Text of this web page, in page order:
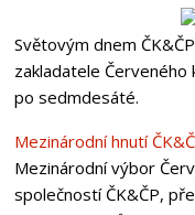
Světovým dnem
zakladatele
po sedmdesáté.
Mezinárodní hnutí
Mezinárodní výbor
společností ČK&ČP,